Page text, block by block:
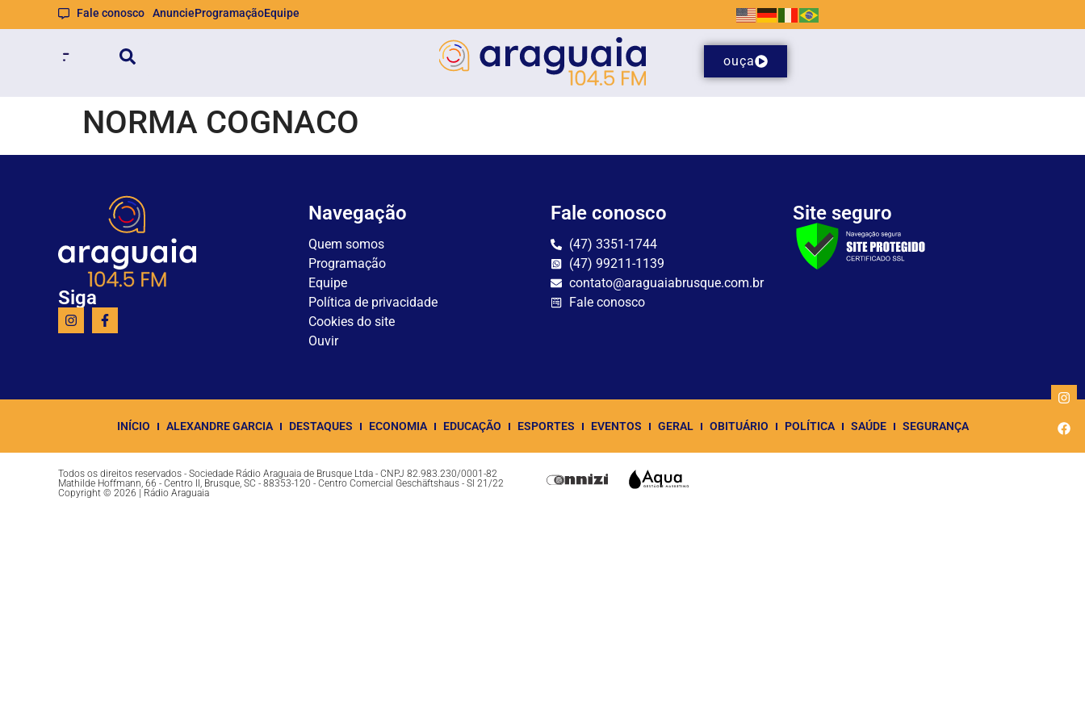
Fale conosco AnuncieProgramaçãoEquipe
ouça
NORMA COGNACO
Siga
Navegação
Quem somos
Programação
Equipe
Política de privacidade
Cookies do site
Ouvir
Fale conosco
(47) 3351-1744
(47) 99211-1139
contato@araguaiabrusque.com.br
Fale conosco
Site seguro
INÍCIO ALEXANDRE GARCIA DESTAQUES ECONOMIA EDUCAÇÃO ESPORTES EVENTOS GERAL OBITUÁRIO POLÍTICA SAÚDE SEGURANÇA
Todos os direitos reservados - Sociedade Rádio Araguaia de Brusque Ltda - CNPJ 82.983.230/0001-82
Mathilde Hoffmann, 66 - Centro II, Brusque, SC - 88353-120 - Centro Comercial Geschäftshaus - Sl 21/22
Copyright © 2026 | Rádio Araguaia